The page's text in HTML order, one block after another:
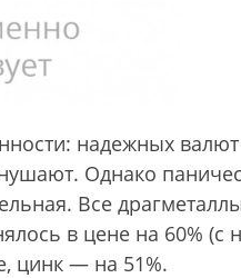
надежных
Однако
Все
в цене на 60% (с
цинк — на 51%.